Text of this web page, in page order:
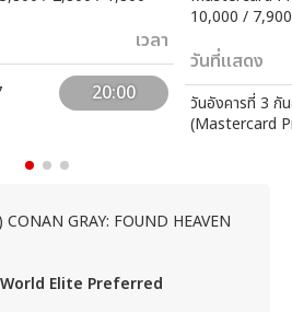
เวลา
20:00
10,000 /
วันที่แสดง
วันอังคารที่ 3 กั
(Mastercard
GRAY: FOUND HEAVEN
Elite Preferred